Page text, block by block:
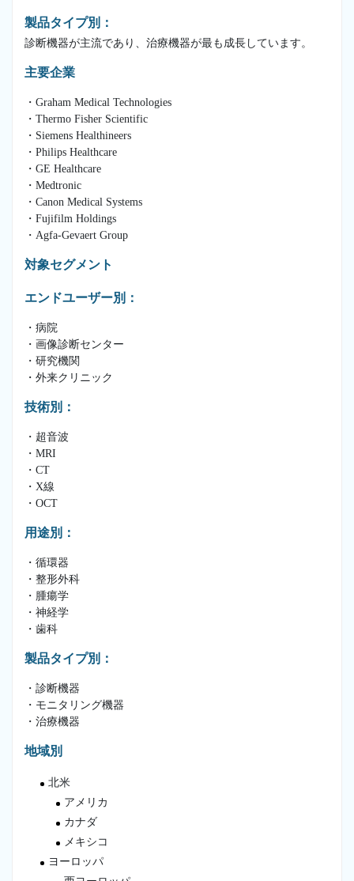
製品タイプ別：
診断機器が主流であり、治療機器が最も成長しています。
主要企業
・Graham Medical Technologies
・Thermo Fisher Scientific
・Siemens Healthineers
・Philips Healthcare
・GE Healthcare
・Medtronic
・Canon Medical Systems
・Fujifilm Holdings
・Agfa-Gevaert Group
対象セグメント
エンドユーザー別：
・病院
・画像診断センター
・研究機関
・外来クリニック
技術別：
・超音波
・MRI
・CT
・X線
・OCT
用途別：
・循環器
・整形外科
・腫瘍学
・神経学
・歯科
製品タイプ別：
・診断機器
・モニタリング機器
・治療機器
地域別
北米
アメリカ
カナダ
メキシコ
ヨーロッパ